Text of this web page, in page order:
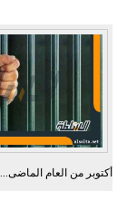
أكتوبر من العام الماضى...